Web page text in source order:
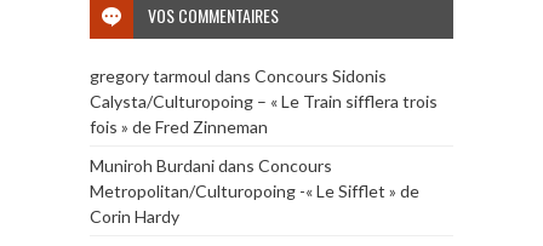
VOS COMMENTAIRES
gregory tarmoul dans Concours Sidonis
Calysta/Culturopoing – « Le Train sifflera trois
fois » de Fred Zinneman
Muniroh Burdanidans Concours
Metropolitan/Culturopoing -« Le Sifflet » de
Corin Hardy